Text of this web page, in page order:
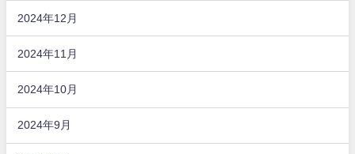
2024年12月
2024年11月
2024年10月
2024年9月